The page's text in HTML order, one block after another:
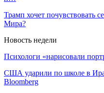
Трамп хочет почувствовать
Мира?
Новость недели
Психологи «нарисовали
США ударили по школе в
Bloomberg